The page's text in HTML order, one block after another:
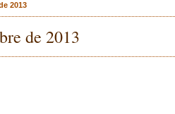
2013
de 2013